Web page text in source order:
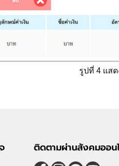
รูปที่ 4 แส
ติดตามผ่านสังคมออน